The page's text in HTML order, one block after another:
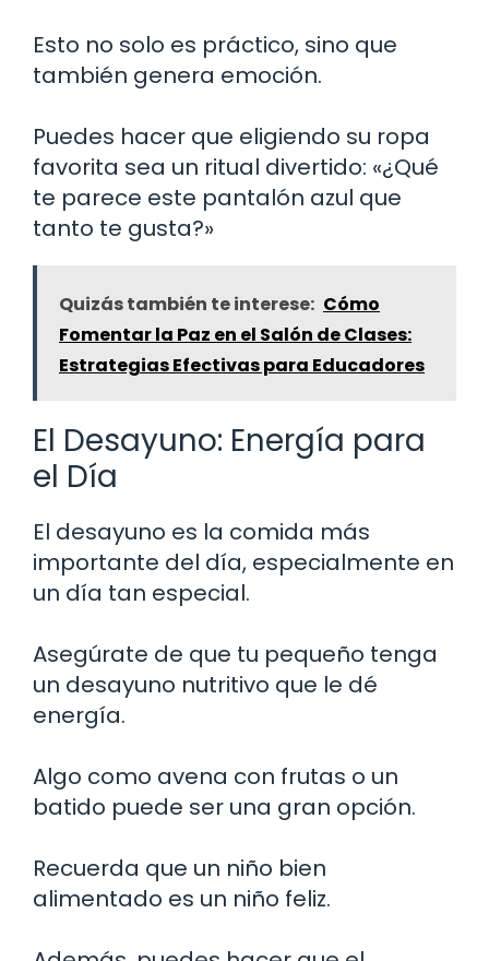
Esto no solo es práctico, sino que
también genera emoción.
Puedes hacer que eligiendo su ropa
favorita sea un ritual divertido: «¿Qué
te parece este pantalón azul que
tanto te gusta?»
Quizás también te interese: Cómo
Fomentar la Paz en el Salón de Clases:
Estrategias Efectivas para Educadores
El Desayuno: Energía para
el Día
El desayuno es la comida más
importante del día, especialmente en
un día tan especial.
Asegúrate de que tu pequeño tenga
un desayuno nutritivo que le dé
energía.
Algo como avena con frutas o un
batido puede ser una gran opción.
Recuerda que un niño bien
alimentado es un niño feliz.